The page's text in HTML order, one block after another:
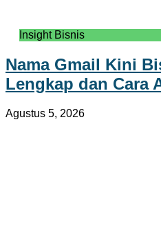
Insight Bisnis
Nama Gmail Kini
Lengkap dan Cara
Agustus 5, 2026